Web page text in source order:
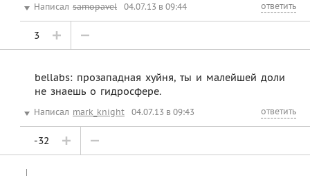
Написал samopavel 04.07.13 в 09:44 ответить
3
bellabs: прозападная хуйня, ты и малейшей доли
не знаешь о гидросфере.
Написал mark_knight 04.07.13 в 09:43 ответить
-32